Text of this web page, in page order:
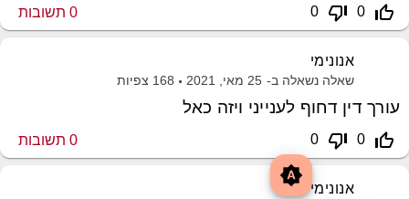
brightness_auto
thumb_up_off_alt
0
thumb_down_off_alt
0
0 תשובות
אנונימי
שאלה נשאלה ב- 25 מאי, 2021 168 צפיות
עורך דין דחוף לענייני ויזה כאל
thumb_up_off_alt
0
thumb_down_off_alt
0
0 תשובות
אנונימי